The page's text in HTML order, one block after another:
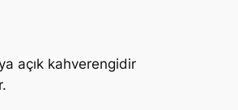
açık kahverengidir